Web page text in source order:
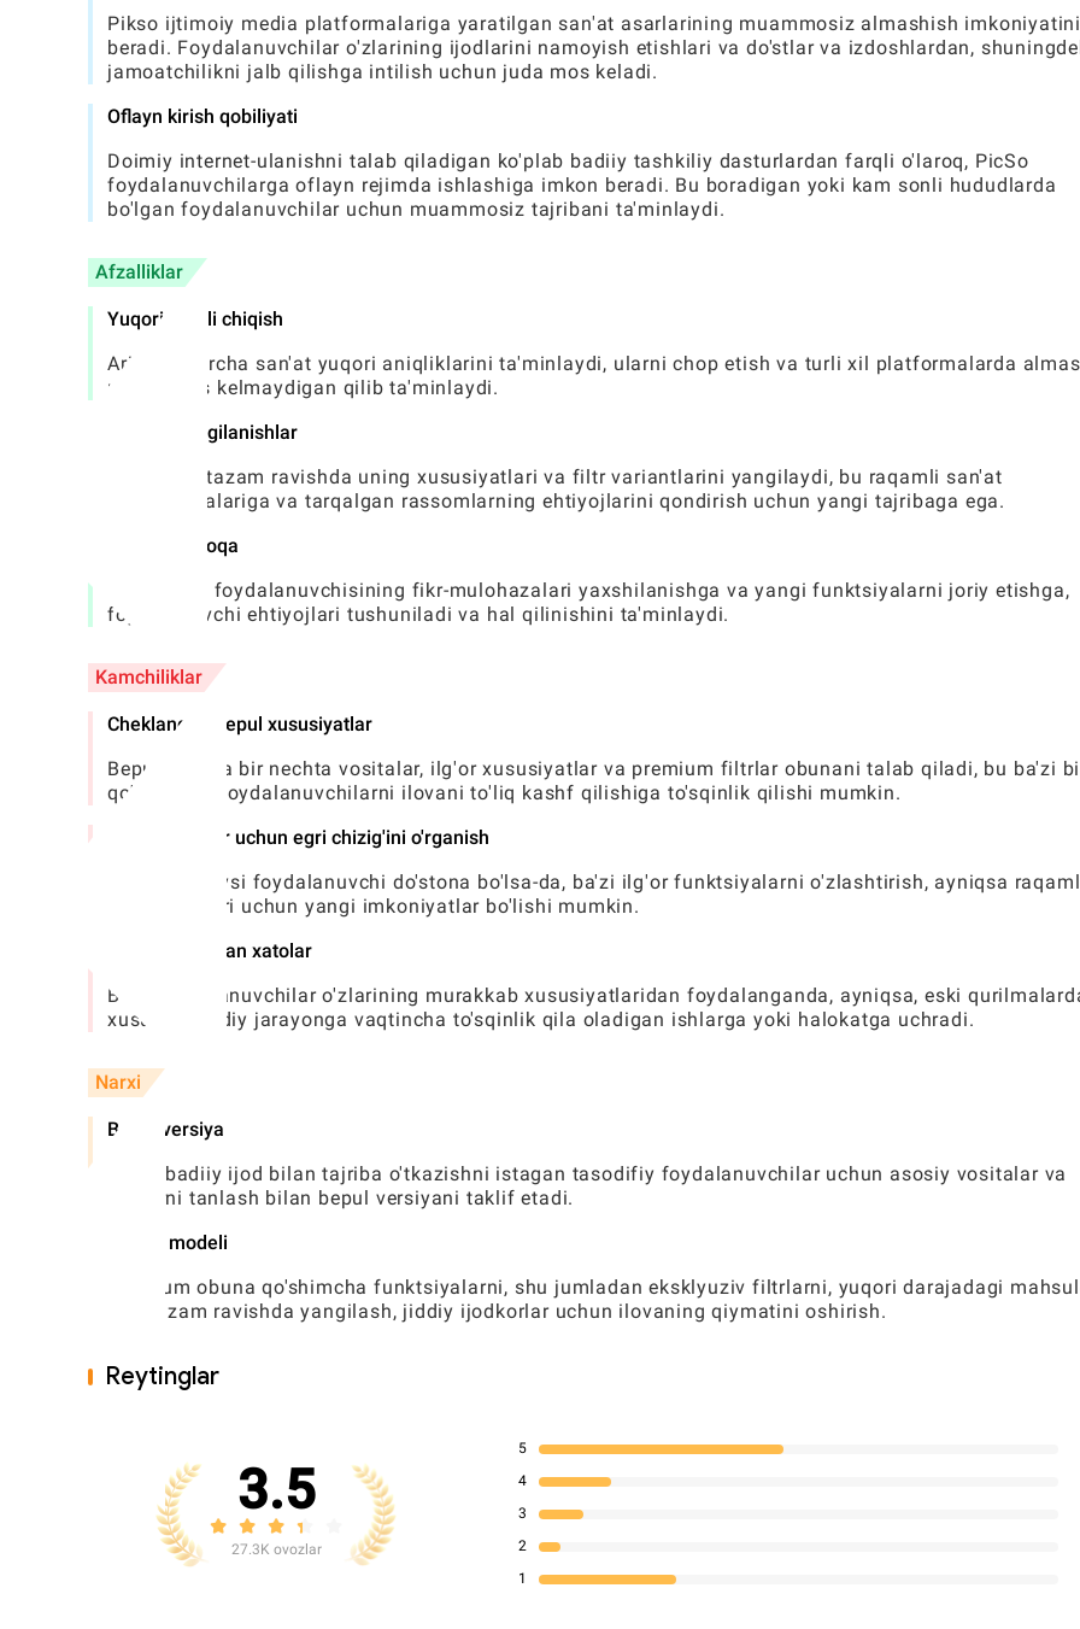
Pikso ijtimoiy media platformalariga yaratilgan san'at asarlarining muammosiz almashish imkoniyatini
beradi. Foydalanuvchilar o'zlarining ijodlarini namoyish etishlari va do'stlar va izdoshlardan,
jamoatchilikni jalb qilishga intilish uchun juda mos keladi.
Oflayn kirish qobiliyati
Doimiy internet-ulanishni talab qiladigan ko'plab badiiy tashkiliy dasturlardan farqli o'laroq, PicSo
foydalanuvchilarga oflayn rejimda ishlashiga imkon beradi. Bu boradigan yoki kam sonli hududlarda
bo'lgan foydalanuvchilar uchun muammosiz tajribani ta'minlaydi.
Afzalliklar
Yuqori sifatli chiqish
Arizada barcha san'at yuqori aniqliklarini ta'minlaydi, ularni chop etish va turli xil platformalarda
uchun mos kelmaydigan qilib ta'minlaydi.
Tez-tez yangilanishlar
Pikso muntazam ravishda uning xususiyatlari va filtr variantlarini yangilaydi, bu raqamli san'at
tendentsiyalariga va tarqalgan rassomlarning ehtiyojlarini qondirish uchun yangi tajribaga ega.
Faoliyatli aloqa
Uning jonli foydalanuvchisining fikr-mulohazalari yaxshilanishga va yangi funktsiyalarni joriy etishga,
foydalanuvchi ehtiyojlari tushuniladi va hal qilinishini ta'minlaydi.
Kamchiliklar
Cheklangan bepul xususiyatlar
Bepul versiya bir nechta vositalar, ilg'or xususiyatlar va premium filtrlar obunani talab qiladi, bu ba'zi
qo'shimcha foydalanuvchilarni ilovani to'liq kashf qilishiga to'sqinlik qilishi mumkin.
Ilg'or asboblar uchun egri chizig'ini o'rganish
Ilova interfeysi foydalanuvchi do'stona bo'lsa-da, ba'zi ilg'or funktsiyalarni o'zlashtirish, ayniqsa
san'at dasturi uchun yangi imkoniyatlar bo'lishi mumkin.
Vaqti-vaqti bilan xatolar
Ba'zi foydalanuvchilar o'zlarining murakkab xususiyatlaridan foydalanganda, ayniqsa, eski
xususan, ijodiy jarayonga vaqtincha to'sqinlik qila oladigan ishlarga yoki halokatga uchradi.
Narxi
Bepul versiya
Pikso badiiy ijod bilan tajriba o'tkazishni istagan tasodifiy foydalanuvchilar uchun asosiy vositalar va
filtrlarni tanlash bilan bepul versiyani taklif etadi.
Obuna modeli
Premium obuna qo'shimcha funktsiyalarni, shu jumladan eksklyuziv filtrlarni, yuqori darajadagi
muntazam ravishda yangilash, jiddiy ijodkorlar uchun ilovaning qiymatini oshirish.
Reytinglar
3.5
27.3K ovozlar
5
4
3
2
1